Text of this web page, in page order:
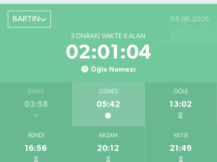
BARTIN 05.08.2026
SONRAKI VAKTE KALAN
02:01:03
Öğle Namazı
İMSAK
03:58
GÜNEŞ
05:42
ÖĞLE
13:02
İKINDI
16:56
AKŞAM
20:12
YATSI
21:49